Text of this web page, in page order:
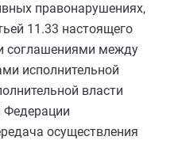
правонарушениях,
11.33 настоящего
соглашениями между
исполнительной
власти
Федерации
осуществления